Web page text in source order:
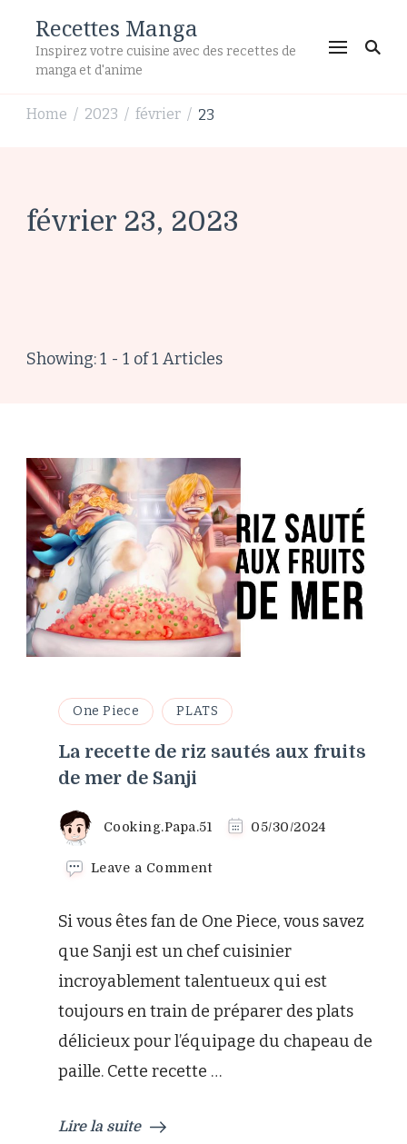
Recettes Manga
Inspirez votre cuisine avec des recettes de
manga et d'anime
Home / 2023 / février / 23
février 23, 2023
Showing: 1 - 1 of 1 Articles
One Piece PLATS
La recette de riz sautés aux fruits
de mer de Sanji
Cooking.Papa.51 05/30/2024
Leave a Commenton
de
riz
aux
fruits
de
mer
Sanji
Si vous êtes fan de One Piece, vous savez
que Sanji est un chef cuisinier
incroyablement talentueux qui est
toujours en train de préparer des plats
délicieux pour l’équipage du chapeau de
paille. Cette recette …
Lire la suite